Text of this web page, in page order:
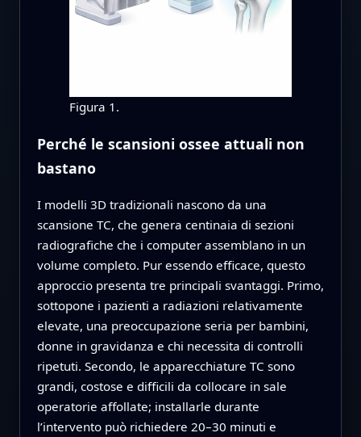
Figura 1.
Perché le scansioni ossee attuali non
bastano
I modelli 3D tradizionali nascono da una
scansione TC, che genera centinaia di sezioni
radiografiche che i computer assemblano in un
volume completo. Pur essendo efficace, questo
approccio presenta tre principali svantaggi. Primo,
sottopone i pazienti a radiazioni relativamente
elevate, una preoccupazione seria per bambini,
donne in gravidanza e chi necessita di controlli
ripetuti. Secondo, le apparecchiature TC sono
grandi, costose e difficili da collocare in sale
operatorie affollate; installarle durante
l’intervento può richiedere 20–30 minuti e